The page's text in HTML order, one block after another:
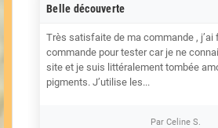
Belle découverte
Très satisfaite de ma commande , j’ai
commande pour tester car je ne
site et je suis littéralement tombée
pigments. J’utilise les...
Par Celine S.